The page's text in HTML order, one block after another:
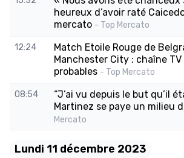
heureux d’avoir raté
mercato - Top Mercato
12:24
Match Etoile Rouge de
Manchester City : chaîne
probables - Top Mercato
08:54
“J’ai vu depuis le but qu’il
Martinez se paye un milieu
Mercato
Lundi 11 décembre 2023